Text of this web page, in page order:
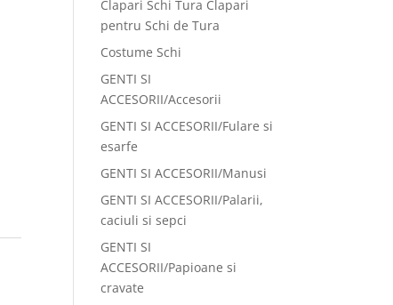
Clapari Schi Tura Clapari
pentru Schi de Tura
Costume Schi
GENTI SI
ACCESORII/Accesorii
GENTI SI ACCESORII/Fulare si
esarfe
GENTI SI ACCESORII/Manusi
GENTI SI ACCESORII/Palarii,
caciuli si sepci
GENTI SI
ACCESORII/Papioane si
cravate